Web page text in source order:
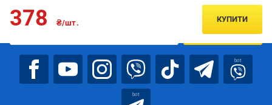
378 ₴/шт. КУПИТИ
Підписуйтесь, щоб дізнаватись першим про акції та пропозиції
ПІДПИСАТИСЯ
bot
bot